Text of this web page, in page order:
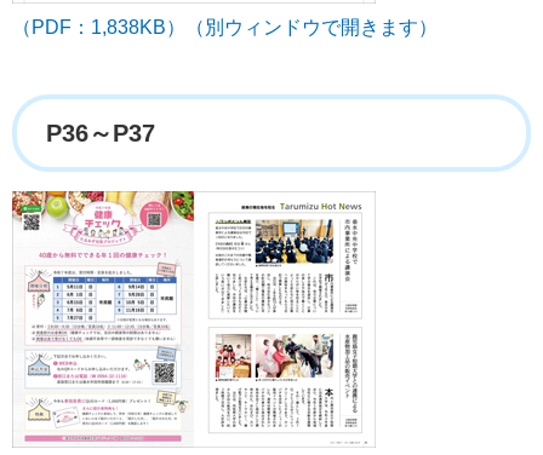
（PDF：1,838KB）（別ウィンドウで開きます）
P36～P37